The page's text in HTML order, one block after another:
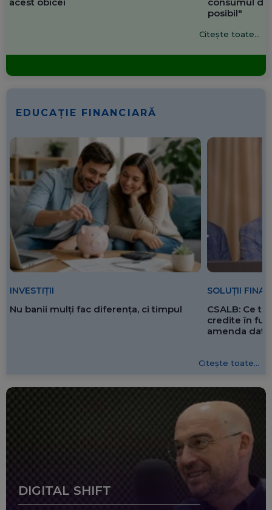
posibil"
Citește toate...
EDUCAȚIE FINANCIARĂ
INVESTIȚII
Nu banii mulți fac diferența, ci timpul
SOLUȚII
CSALB: Ce
credite în
amenda
Citește toate...
DIGITAL SHIFT